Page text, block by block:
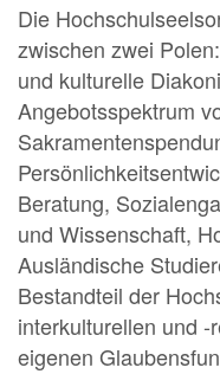
Die
zwischen zwei
und kulturelle
Angebotsspektrum
Beratung,
und Wissenschaft,
Ausländische
Bestandteil der
interkulturellen und
eigenen